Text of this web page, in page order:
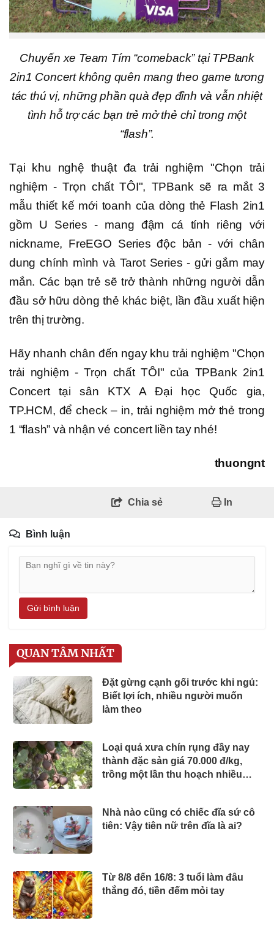
Chuyến xe Team Tím “comeback” tại TPBank
2in1 Concert không quên mang theo game tương
tác thú vị, những phần quà đẹp đỉnh và vẫn nhiệt
tình hỗ trợ các bạn trẻ mở thẻ chỉ trong một
“flash”.
Tại khu nghệ thuật đa trải nghiệm "Chọn trải
nghiệm - Trọn chất TÔI", TPBank sẽ ra mắt 3
mẫu thiết kế mới toanh của dòng thẻ Flash 2in1
gồm U Series - mang đậm cá tính riêng với
nickname, FreEGO Series độc bản - với chân
dung chính mình và Tarot Series - gửi gắm may
mắn. Các bạn trẻ sẽ trở thành những người dẫn
đầu sở hữu dòng thẻ khác biệt, lần đầu xuất hiện
trên thị trường.
Hãy nhanh chân đến ngay khu trải nghiệm "Chọn
trải nghiệm - Trọn chất TÔI" của TPBank 2in1
Concert tại sân KTX A Đại học Quốc gia,
TP.HCM, để check – in, trải nghiệm mở thẻ trong
1 “flash” và nhận vé concert liền tay nhé!
thuongnt
Chia sẻ In
Bình luận
Gửi bình luận
QUAN TÂM NHẤT
Đặt gừng cạnh gối trước khi ngủ:
Biết lợi ích, nhiều người muốn
làm theo
Loại quả xưa chín rụng đầy nay
thành đặc sản giá 70.000 đ/kg,
trồng một lần thu hoạch nhiều
Nhà nào cũng có chiếc đĩa sứ cô
tiên: Vậy tiên nữ trên đĩa là ai?
Từ 8/8 đến 16/8: 3 tuổi làm đâu
thắng đó, tiền đếm mỏi tay